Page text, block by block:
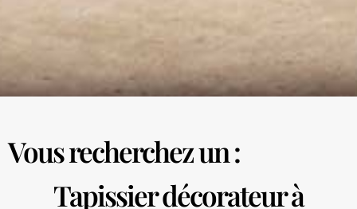
Vous recherchez un :
Tapissier décorateur à